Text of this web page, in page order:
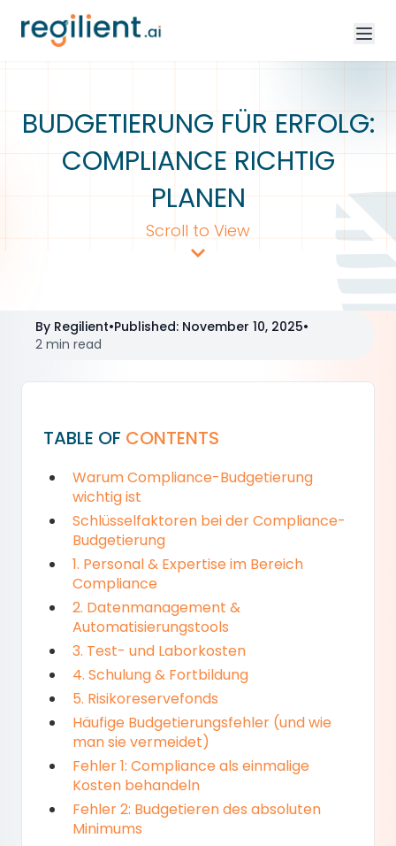
BUDGETIERUNG FÜR ERFOLG:
COMPLIANCE RICHTIG
PLANEN
Scroll to View
By Regilient•Published: November 10, 2025•
2 min read
TABLE OF CONTENTS
Warum Compliance-Budgetierung
wichtig ist
Schlüsselfaktoren bei der Compliance-
Budgetierung
1. Personal & Expertise im Bereich
Compliance
2. Datenmanagement &
Automatisierungstools
3. Test- und Laborkosten
4. Schulung & Fortbildung
5. Risikoreservefonds
Häufige Budgetierungsfehler (und wie
man sie vermeidet)
Fehler 1: Compliance als einmalige
Kosten behandeln
Fehler 2: Budgetieren des absoluten
Minimums